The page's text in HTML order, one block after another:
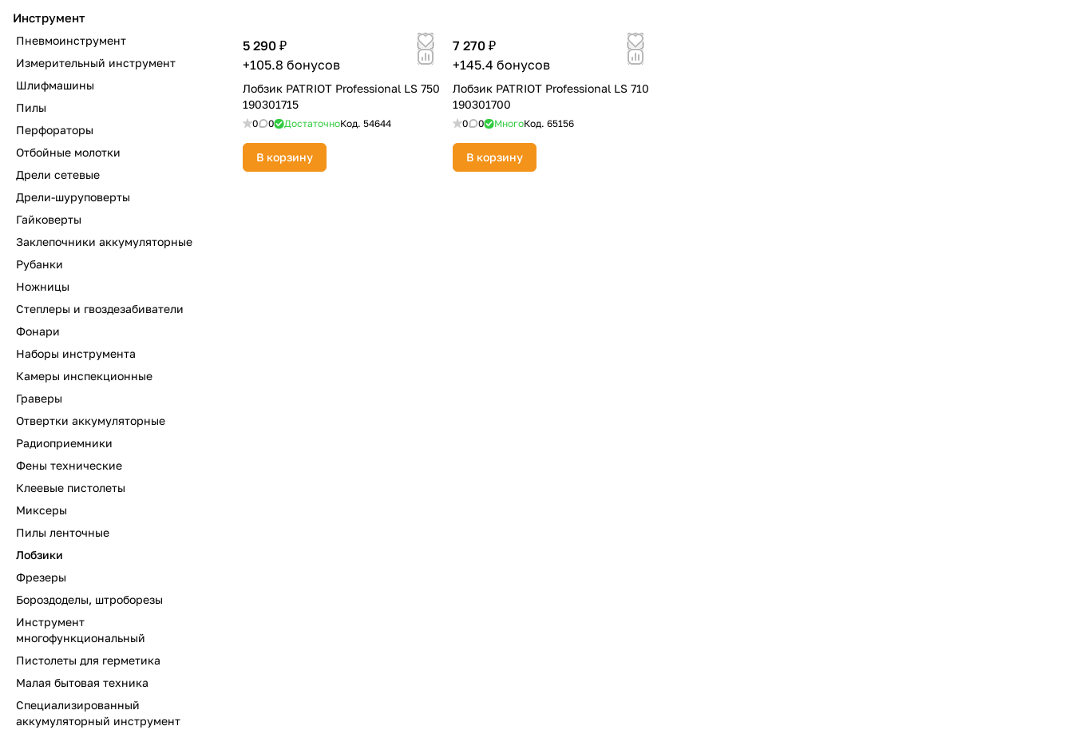
5 290 ₽
+105.8 бонусов
Лобзик PATRIOT Professional LS 750
190301715
0 0 ДостаточноКод. 54644
В корзину
7 270 ₽
+145.4 бонусов
Лобзик PATRIOT Professional LS 710
190301700
0 0 МногоКод. 65156
В корзину
Инструмент
Пневмоинструмент
Измерительный инструмент
Шлифмашины
Пилы
Перфораторы
Отбойные молотки
Дрели сетевые
Дрели-шуруповерты
Гайковерты
Заклепочники аккумуляторные
Рубанки
Ножницы
Степлеры и гвоздезабиватели
Фонари
Наборы инструмента
Камеры инспекционные
Граверы
Отвертки аккумуляторные
Радиоприемники
Фены технические
Клеевые пистолеты
Миксеры
Пилы ленточные
Лобзики
Фрезеры
Бороздоделы, штроборезы
Инструмент
многофункциональный
Пистолеты для герметика
Малая бытовая техника
Специализированный
аккумуляторный инструмент
Добавляйте товары
Оплачивайте сегодня только
% картой любого банка
Получайте товарвыбранный способом